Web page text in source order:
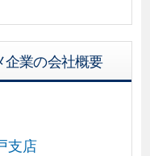
企業の会社概要
支店